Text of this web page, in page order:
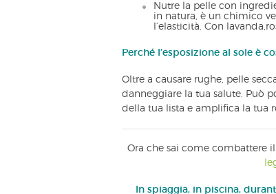
Nutre la pelle con
in natura, è un chimico
l’elasticità. Con
Perché l’esposizione al sole è
Oltre a causare rughe, pelle
danneggiare la tua salute. Può
della tua lista e amplifica la tua
Ora che sai come combattere
In spiaggia, in piscina,